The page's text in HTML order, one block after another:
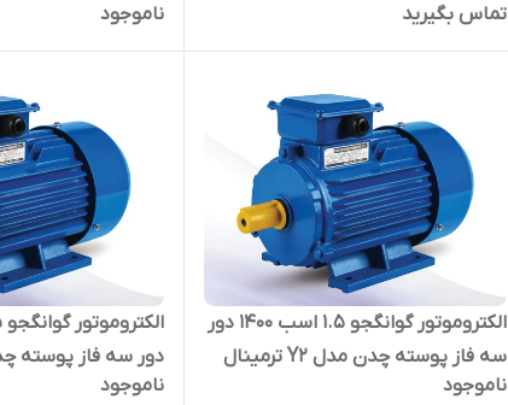
ترمینال بالا
تماس بگیرید
بالا
ناموجود
الکتروموتور گوانگجو 1.5 اسب 1400 دور
سه فاز پوسته چدن مدل Y2 ترمینال
بالا
ناموجود
ترمینال بالا
ناموجود